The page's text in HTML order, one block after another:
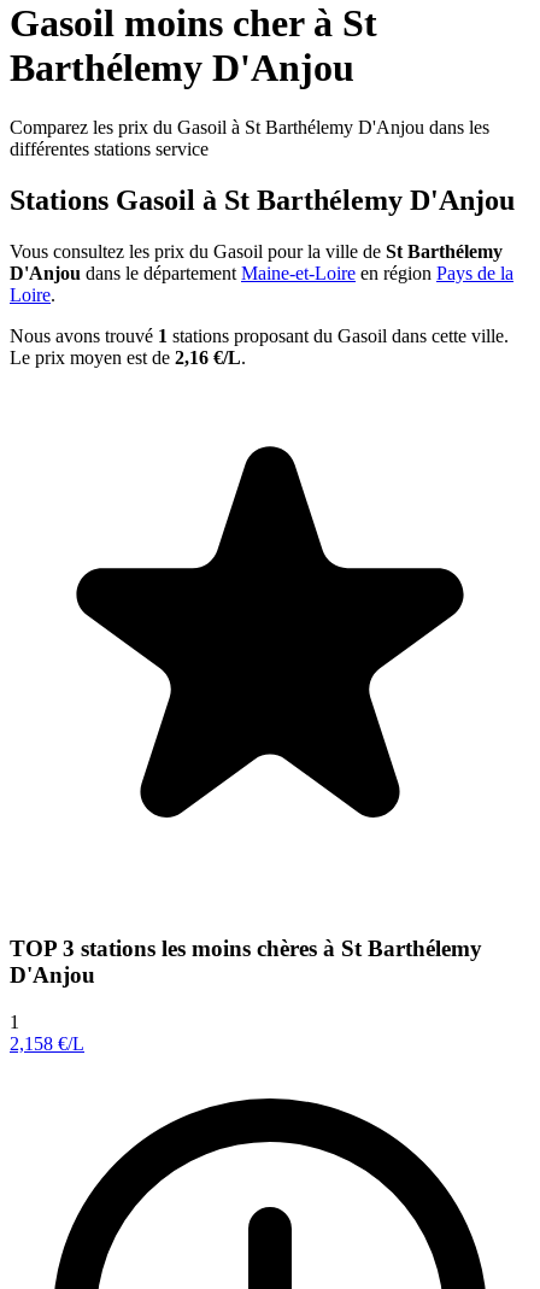
Gasoil moins cher à St
Barthélemy D'Anjou
Comparez les prix du Gasoil à St Barthélemy D'Anjou dans les
différentes stations service
Stations Gasoil à St Barthélemy D'Anjou
Vous consultez les prix du Gasoil pour la ville de St Barthélemy
D'Anjou dans le département Maine-et-Loire en région Pays de la
Loire.
Nous avons trouvé 1 stations proposant du Gasoil dans cette ville.
Le prix moyen est de 2,16 €/L.
TOP 3 stations les moins chères à St Barthélemy
D'Anjou
1
2,158 €/L